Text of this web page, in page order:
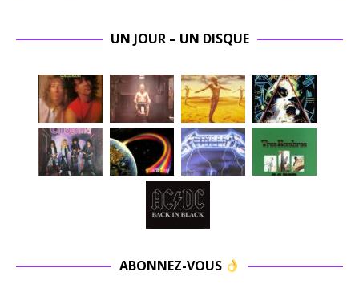
UN JOUR – UN DISQUE
ABONNEZ-VOUS